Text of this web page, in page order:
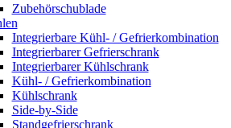
Zubehörschublade
Integrierbare Kühl- / Gefrierkombination
Integrierbarer Gefrierschrank
Integrierbarer Kühlschrank
Kühl- / Gefrierkombination
Kühlschrank
Side-by-Side
Standgefrierschrank